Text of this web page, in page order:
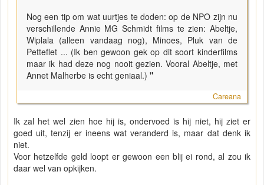
Nog een tip om wat uurtjes te doden: op de NPO zijn nu
verschillende Annie MG Schmidt films te zien: Abeltje,
Wiplala (alleen vandaag nog), Minoes, Pluk van de
Petteflet ... (Ik ben gewoon gek op dit soort kinderfilms
maar ik had deze nog nooit gezien. Vooral Abeltje, met
Annet Malherbe is echt geniaal.) "
Careana
Ik zal het wel zien hoe hij is, ondervoed is hij niet, hij ziet er
goed uit, tenzij er ineens wat veranderd is, maar dat denk ik
niet.
Voor hetzelfde geld loopt er gewoon een blij ei rond, al zou ik
daar wel van opkijken.